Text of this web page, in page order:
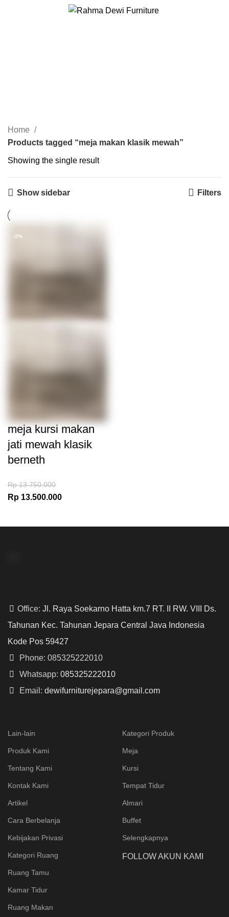
Home
Products tagged “meja makan klasik mewah”
Showing the single result
Show sidebar Filters
-2%
meja kursi makan
jati mewah klasik
berneth
Rp13.750.000
Rp 13.500.000
Office: Jl. Raya Soekarno Hatta km.7 RT. II RW. VIII Ds.
Tahunan Kec. Tahunan Jepara Central Java Indonesia
Kode Pos 59427
Phone: 085325222010
Whatsapp: 085325222010
Email: dewifurniturejepara@gmail.com
Lain-lain
Produk Kami
Tentang Kami
Kontak Kami
Artikel
Cara Berbelanja
Kebijakan Privasi
Kategori Produk
Meja
Kursi
Tempat Tidur
Almari
Buffet
Selengkapnya
Kategori Ruang
Ruang Tamu
Kamar Tidur
Ruang Makan
FOLLOW AKUN KAMI